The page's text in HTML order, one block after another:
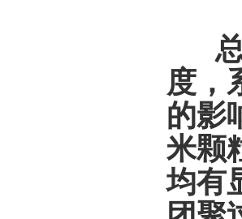
总
度，
的影
米颗
均有